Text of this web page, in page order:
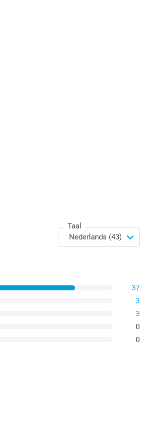
Taal
37
3
3
0
0